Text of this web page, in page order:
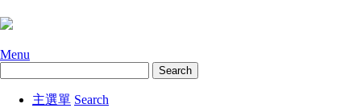
Menu
主選單 Search